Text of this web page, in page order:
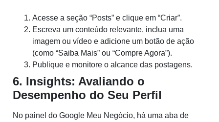
Acesse a seção “Posts” e clique em “Criar”.
Escreva um conteúdo relevante, inclua uma
imagem ou vídeo e adicione um botão de ação
(como “Saiba Mais” ou “Compre Agora”).
Publique e monitore o alcance das postagens.
6. Insights: Avaliando o
Desempenho do Seu Perfil
No painel do Google Meu Negócio, há uma aba de